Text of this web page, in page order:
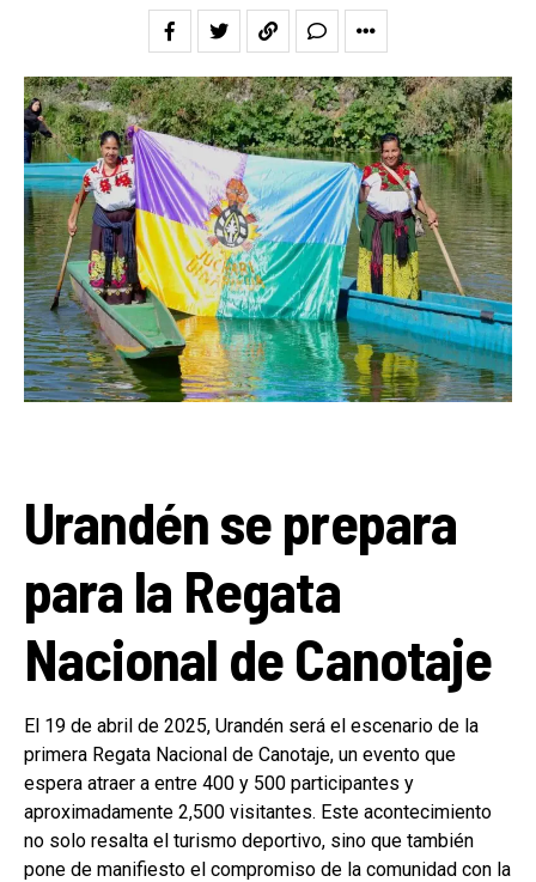
Urandén se prepara
para la Regata
Nacional de Canotaje
El 19 de abril de 2025, Urandén será el escenario de la
primera Regata Nacional de Canotaje, un evento que
espera atraer a entre 400 y 500 participantes y
aproximadamente 2,500 visitantes. Este acontecimiento
no solo resalta el turismo deportivo, sino que también
pone de manifiesto el compromiso de la comunidad con la